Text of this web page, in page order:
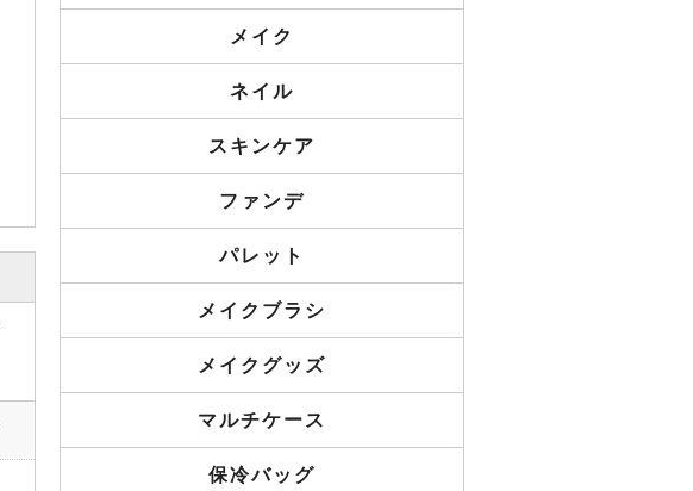
メイク
ネイル
スキンケア
ファンデ
パレット
メイクブラシ
メイクグッズ
マルチケース
保冷バッグ